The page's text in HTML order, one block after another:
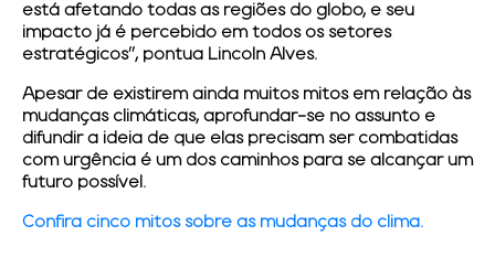
está afetando todas as regiões do globo, e seu
impacto já é percebido em todos os setores
estratégicos”, pontua Lincoln Alves.
Apesar de existirem ainda muitos mitos em relação às
mudanças climáticas, aprofundar-se no assunto e
difundir a ideia de que elas precisam ser combatidas
com urgência é um dos caminhos para se alcançar um
futuro possível.
Confira cinco mitos sobre as mudanças do clima.